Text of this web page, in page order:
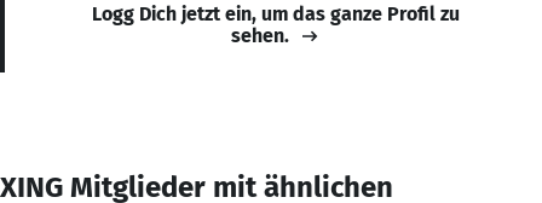
Logg Dich jetzt ein, um das ganze Profil zu
sehen.
XING Mitglieder mit ähnlichen